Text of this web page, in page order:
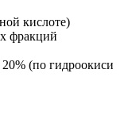
кислоте)
фракций
(по гидроокиси